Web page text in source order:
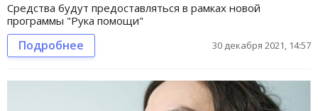
Средства будут предоставляться в рамках новой
программы "Рука помощи"
Подробнее 30 декабря 2021, 14:57